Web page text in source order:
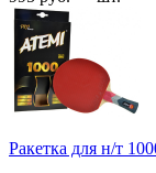
Ракетка для н/т